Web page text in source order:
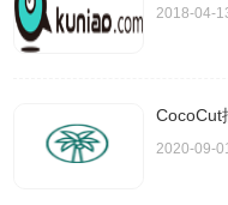
2018-04-
CocoCut
2020-09-